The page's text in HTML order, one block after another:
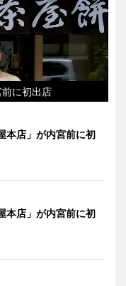
に初出店
本店」が内宮前に初
本店」が内宮前に初